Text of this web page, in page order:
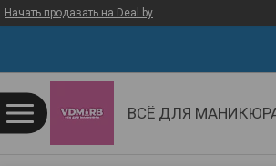
Начать продавать на Deal.by
ВСЁ ДЛЯ